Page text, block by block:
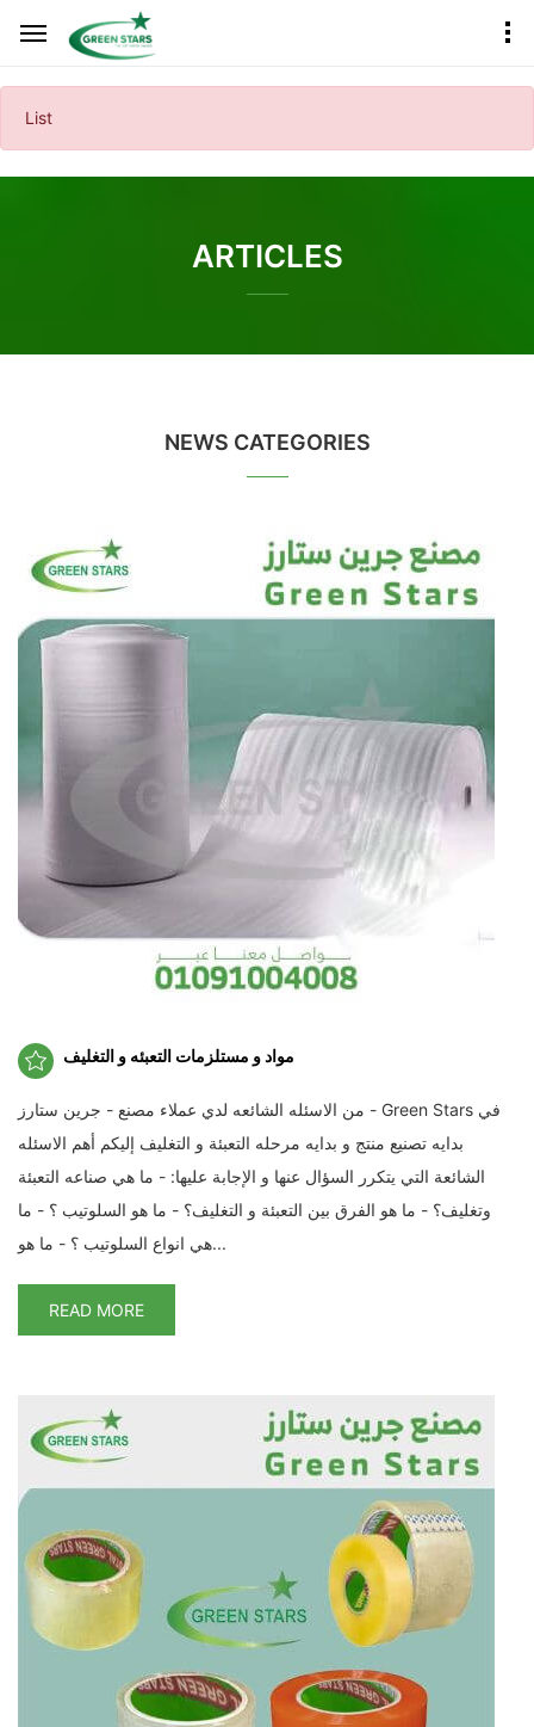
List
ARTICLES
NEWS CATEGORIES
مواد و مستلزمات التعبئه و التغليف
من الاسئله الشائعه لدي عملاء مصنع - جرين ستارز - Green Stars في
بدايه تصنيع منتج و بدايه مرحله التعبئة و التغليف إليكم أهم الاسئله
الشائعة التي يتكرر السؤال عنها و الإجابة عليها: - ما هي صناعه التعبئة
وتغليف؟ - ما هو الفرق بين التعبئة و التغليف؟ - ما هو السلوتيب ؟ - ما
هي انواع السلوتيب ؟ - ما هو...
READ MORE